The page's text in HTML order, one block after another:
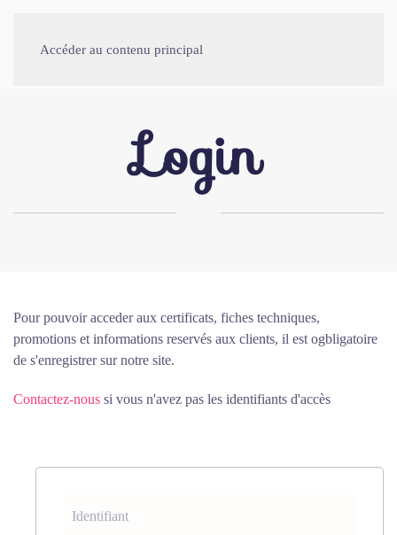
Accéder au contenu principal
Login
Pour pouvoir acceder aux certificats, fiches techniques,
promotions et informations reservés aux clients, il est ogbligatoire
de s'enregistrer sur notre site.
Contactez-nous si vous n'avez pas les identifiants d'accès